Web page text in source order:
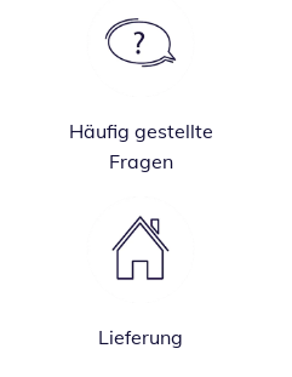
Häufig gestellte
Fragen
Lieferung